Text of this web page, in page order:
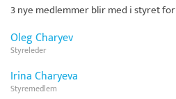
3 nye medlemmer blir med i styret for
Oleg Charyev
Styreleder
Irina Charyeva
Styremedlem